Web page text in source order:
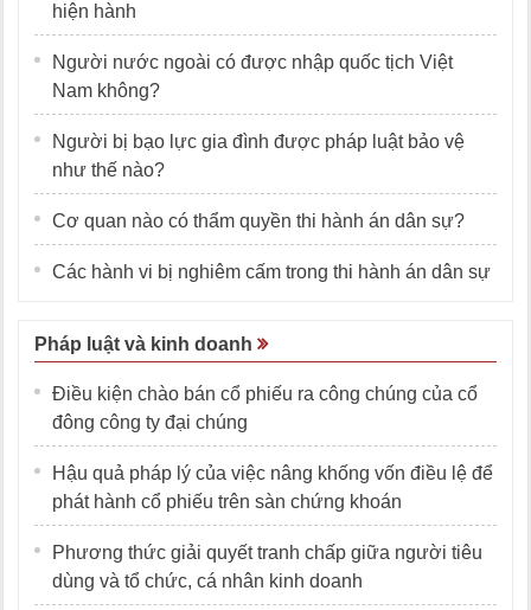
hiện hành
Người nước ngoài có được nhập quốc tịch Việt
Nam không?
Người bị bạo lực gia đình được pháp luật bảo vệ
như thế nào?
Cơ quan nào có thẩm quyền thi hành án dân sự?
Các hành vi bị nghiêm cấm trong thi hành án dân sự
Pháp luật và kinh doanh
Điều kiện chào bán cổ phiếu ra công chúng của cổ
đông công ty đại chúng
Hậu quả pháp lý của việc nâng khống vốn điều lệ để
phát hành cổ phiếu trên sàn chứng khoán
Phương thức giải quyết tranh chấp giữa người tiêu
dùng và tổ chức, cá nhân kinh doanh